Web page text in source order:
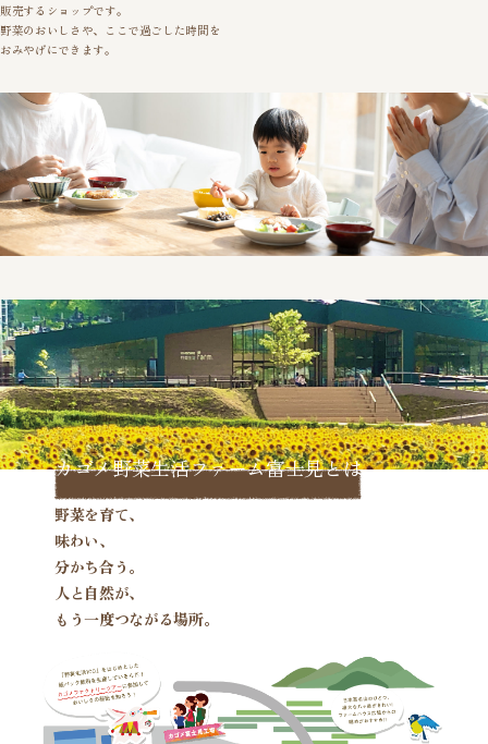
販売するショップです。
野菜のおいしさや、ここで過ごした時間を
おみやげにできます。
カゴメ野菜生活ファーム富士見とは
野菜を育て、
味わい、
分かち合う。
人と自然が、
もう一度つながる場所。